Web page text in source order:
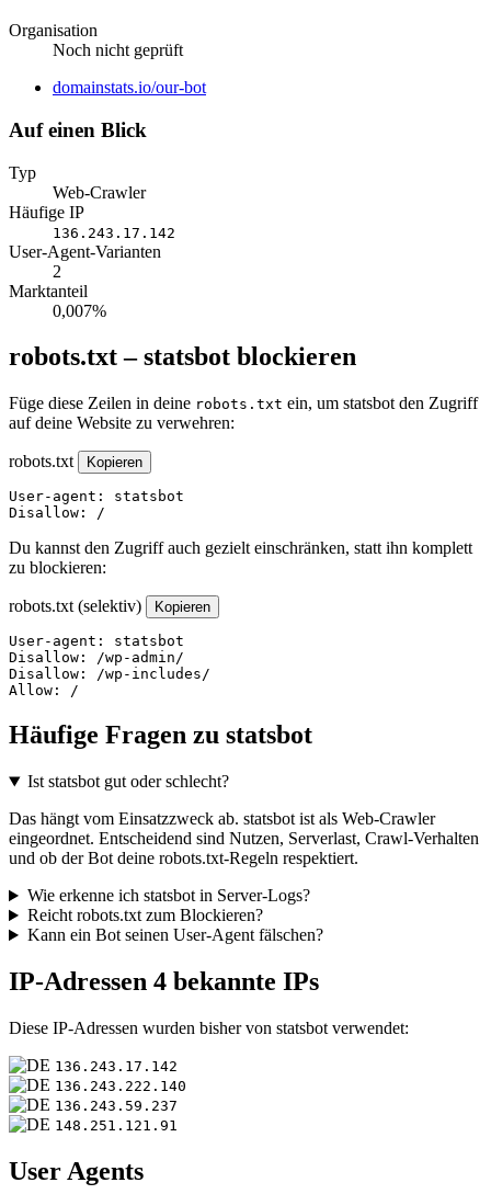
Organisation
Noch nicht geprüft
Website
domainstats.io/our-bot
Auf einen Blick
Typ
Web-Crawler
Häufige IP
136.243.17.142
User-Agent-Varianten
2
Marktanteil
0,007%
robots.txt – statsbot blockieren
Füge diese Zeilen in deine robots.txt ein, um statsbot den Zugriff
auf deine Website zu verwehren:
robots.txt Kopieren
User-agent: statsbot
Disallow: /
Du kannst den Zugriff auch gezielt einschränken, statt ihn komplett
zu blockieren:
robots.txt (selektiv) Kopieren
User-agent: statsbot
Disallow: /wp-admin/
Disallow: /wp-includes/
Allow: /
Häufige Fragen zu statsbot
Ist statsbot gut oder schlecht?
Das hängt vom Einsatzzweck ab. statsbot ist als Web-Crawler
eingeordnet. Entscheidend sind Nutzen, Serverlast, Crawl-Verhalten
und ob der Bot deine robots.txt-Regeln respektiert.
Wie erkenne ich statsbot in Server-Logs?
Reicht robots.txt zum Blockieren?
Kann ein Bot seinen User-Agent fälschen?
IP-Adressen 4 bekannte IPs
Diese IP-Adressen wurden bisher von statsbot verwendet:
136.243.17.142
136.243.222.140
136.243.59.237
148.251.121.91
User Agents